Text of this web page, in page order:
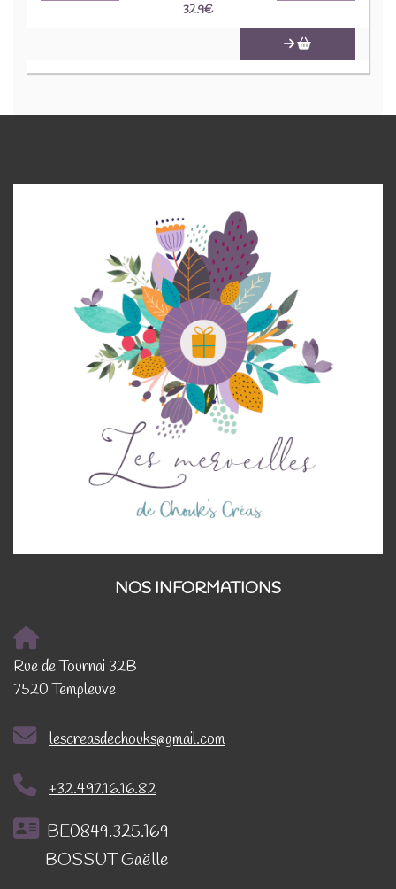
32.9€
NOS INFORMATIONS
Rue de Tournai 32B
7520 Templeuve
lescreasdechouks@gmail.com
+32.497.16.16.82
BE0849.325.169
BOSSUT Gaëlle